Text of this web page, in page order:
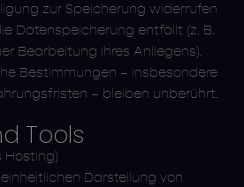
zur Speicherung widerrufen
Datenspeicherung entfällt (z. B.
Bearbeitung Ihres Anliegens).
Bestimmungen – insbesondere
– bleiben unberührt.
Tools
Hosting)
Darstellung von